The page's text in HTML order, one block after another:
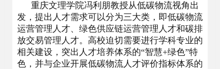
重庆文理学院冯利朋教授从低碳物流视角出
发，提出人才需求可以分为三大类，即低碳物流
运营管理人才、绿色供应链运营管理人才和碳排
放交易管理人才。高校迫切需要进行学科专业的
相关建设，突出人才培养体系的“智慧+绿色”特
色，并与企业开展低碳物流人才评价指标体系的